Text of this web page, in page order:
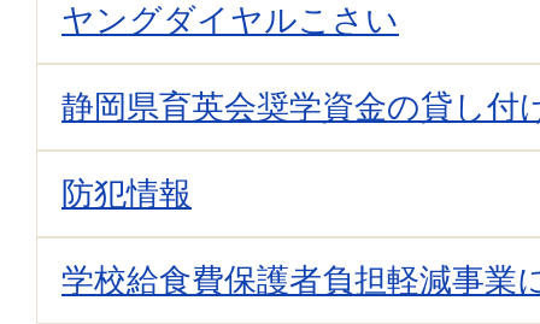
ヤングダイヤルこさい
静岡県育英会奨学資金の貸し付
防犯情報
学校給食費保護者負担軽減事業